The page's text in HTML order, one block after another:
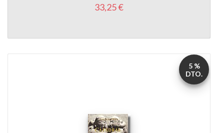
33,25 €
5 %
DTO.